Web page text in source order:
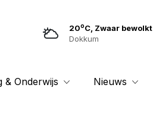
20oC, Zwaar bewolkt
Dokkum
& Onderwijs Nieuws